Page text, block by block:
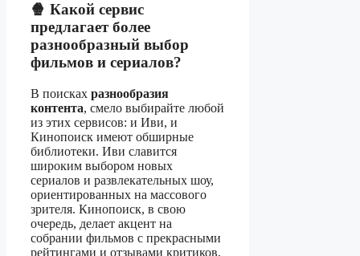
🍿 Какой сервис
предлагает более
разнообразный выбор
фильмов и сериалов?
В поисках разнообразия
контента, смело выбирайте любой
из этих сервисов: и Иви, и
Кинопоиск имеют обширные
библиотеки. Иви славится
широким выбором новых
сериалов и развлекательных шоу,
ориентированных на массового
зрителя. Кинопоиск, в свою
очередь, делает акцент на
собрании фильмов с прекрасными
рейтингами и отзывами критиков,